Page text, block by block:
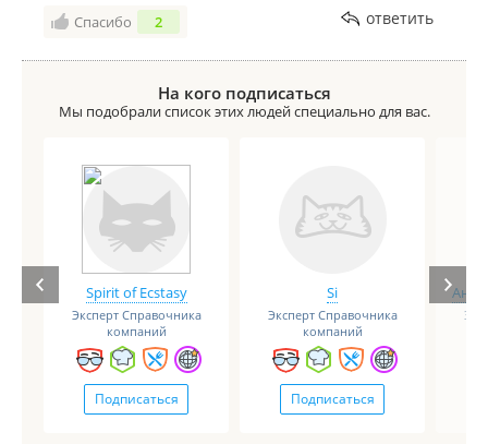
Спасибо 2 ответить
На кого подписаться
Мы подобрали список этих людей специально для вас.
Spirit of Ecstasy
Эксперт Справочника
компаний
Подписаться
Si
Эксперт Справочника
компаний
Подписаться